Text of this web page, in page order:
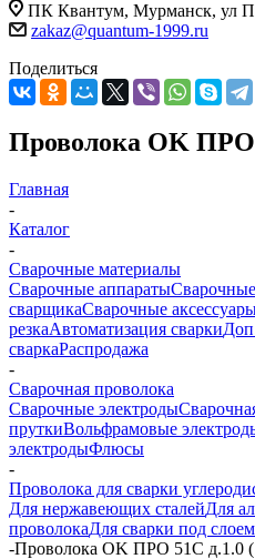
ПК Квантум, Мурманск, ул
zakaz@quantum-1999.ru
Поделиться
Проволока OK ПРО
Главная
-
Каталог
-
Сварочные материалы
Сварочные аппараты
сварщикаСварочные
резкаАвтоматизация сварки
сваркаРаспродажа
-
Сварочная проволока
Сварочные электроды
пруткиВольфрамовые
электродыФлюсы
-
Проволока для сварки
Для нержавеющих сталейДля
проволокаДля сварки под
-Проволока OK ПРО 51С д.1.0